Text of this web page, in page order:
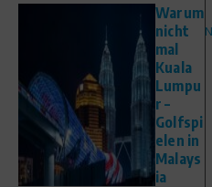
Warum
nicht
mal
Kuala
Lumpu
r –
Golfspi
elen in
Malays
ia